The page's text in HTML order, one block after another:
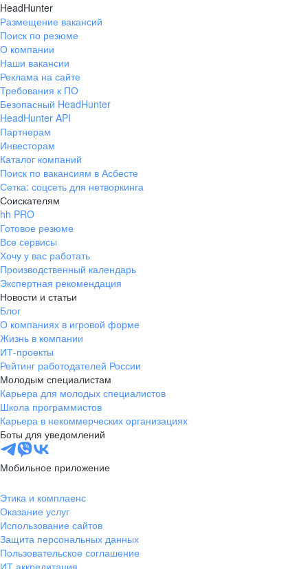
HeadHunter
Размещение вакансий
Поиск по резюме
О компании
Наши вакансии
Реклама на сайте
Требования к ПО
Безопасный HeadHunter
HeadHunter API
Партнерам
Инвесторам
Каталог компаний
Поиск по вакансиям в Асбесте
Сетка: соцсеть для нетворкинга
Соискателям
hh PRO
Готовое резюме
Все сервисы
Хочу у вас работать
Производственный календарь
Экспертная рекомендация
Новости и статьи
Блог
О компаниях в игровой форме
Жизнь в компании
ИТ-проекты
Рейтинг работодателей России
Молодым специалистам
Карьера для молодых специалистов
Школа программистов
Карьера в некоммерческих организациях
Боты для уведомлений
Мобильное приложение
Этика и комплаенс
Оказание услуг
Использование сайтов
Защита персональных данных
Пользовательское соглашение